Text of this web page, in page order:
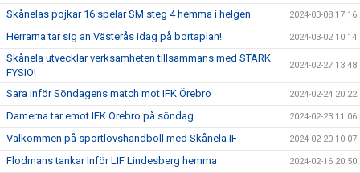
Skånelas pojkar 16 spelar SM steg 4 hemma i helgen 2024-03-08 17:16
Herrarna tar sig an Västerås idag på bortaplan! 2024-03-02 10:14
Skånela utvecklar verksamheten tillsammans med STARK
FYSIO!
2024-02-27 13:48
Sara inför Söndagens match mot IFK Örebro 2024-02-24 20:22
Damerna tar emot IFK Örebro på söndag 2024-02-23 11:06
Välkommen på sportlovshandboll med Skånela IF 2024-02-20 10:07
Flodmans tankar Inför LIF Lindesberg hemma 2024-02-16 20:50